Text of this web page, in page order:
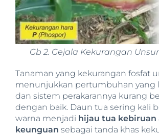
Gb 2. Gejala Kekurangan
Tanaman yang kekurangan fosfat
menunjukkan pertumbuhan yang
dan sistem perakarannya kurang
dengan baik. Daun tua sering kali
warna menjadi hijau tua kebiruan
keunguan sebagai tanda khas